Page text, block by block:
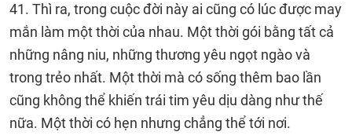
41. Thì ra, trong cuộc đời này ai cũng có lúc được may
mắn làm một thời của nhau. Một thời gói bằng tất cả
những nâng niu, những thương yêu ngọt ngào và
trong trẻo nhất. Một thời mà có sống thêm bao lần
cũng không thể khiến trái tim yêu dịu dàng như thế
nữa. Một thời có hẹn nhưng chẳng thể tới nơi.